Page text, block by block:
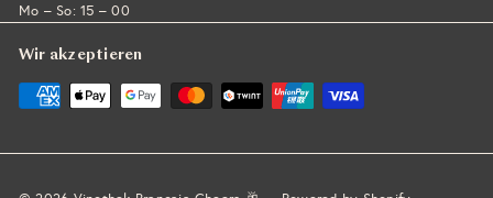
Mo – So: 15 – 00
Wir akzeptieren